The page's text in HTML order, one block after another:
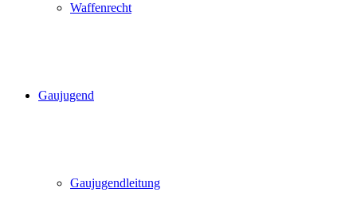
Waffenrecht
Gaujugend
Gaujugendleitung